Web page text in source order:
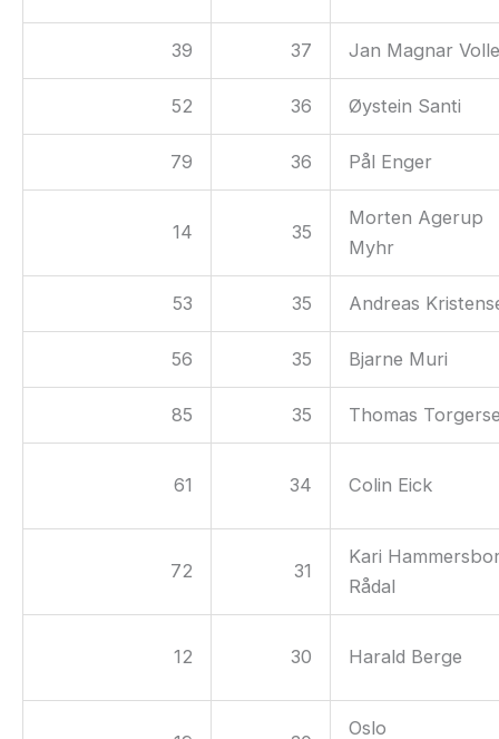
39 37 Jan Magnar
52 36 Øystein Santi
79 36 Pål Enger
14 35
Morten Agerup
Myhr
53 35 Andreas
56 35 Bjarne Muri
85 35 Thomas
61 34 Colin Eick
72 31
Kari
Rådal
12 30 Harald Berge
Oslo